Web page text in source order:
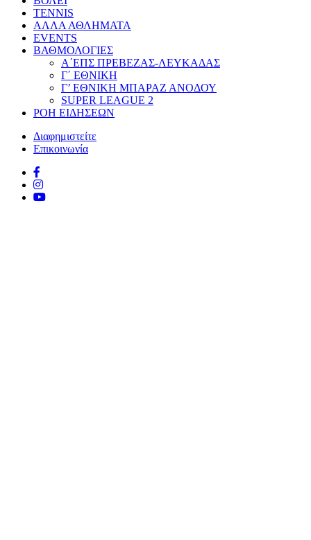
TENNIS
ΑΛΛΑ ΑΘΛΗΜΑΤΑ
EVENTS
ΒΑΘΜΟΛΟΓΙΕΣ
Α΄ΕΠΣ ΠΡΕΒΕΖΑΣ-ΛΕΥΚΑΔΑΣ
Γ΄ ΕΘΝΙΚΗ
Γ’ ΕΘΝΙΚΗ ΜΠΑΡΑΖ ΑΝΟΔΟΥ
SUPER LEAGUE 2
ΡΟΗ ΕΙΔΗΣΕΩΝ
Διαφημιστείτε
Επικοινωνία